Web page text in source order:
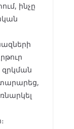
ինչը
զրկման